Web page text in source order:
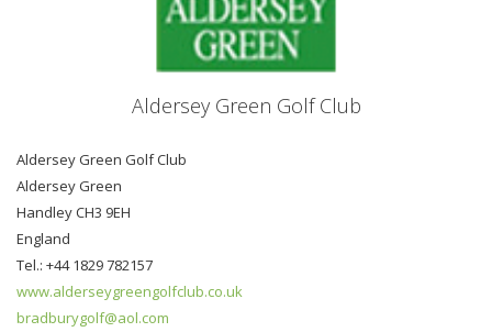
Aldersey Green Golf Club
Aldersey Green Golf Club
Aldersey Green
Handley CH3 9EH
England
Tel.: +44 1829 782157
www.alderseygreengolfclub.co.uk
bradburygolf@aol.com